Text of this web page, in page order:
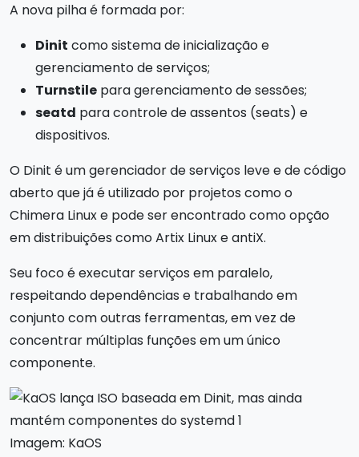
A nova pilha é formada por:
Dinit como sistema de inicialização e
gerenciamento de serviços;
Turnstile para gerenciamento de sessões;
seatd para controle de assentos (seats) e
dispositivos.
O Dinit é um gerenciador de serviços leve e de código
aberto que já é utilizado por projetos como o
Chimera Linux e pode ser encontrado como opção
em distribuições como Artix Linux e antiX.
Seu foco é executar serviços em paralelo,
respeitando dependências e trabalhando em
conjunto com outras ferramentas, em vez de
concentrar múltiplas funções em um único
componente.
Imagem: KaOS